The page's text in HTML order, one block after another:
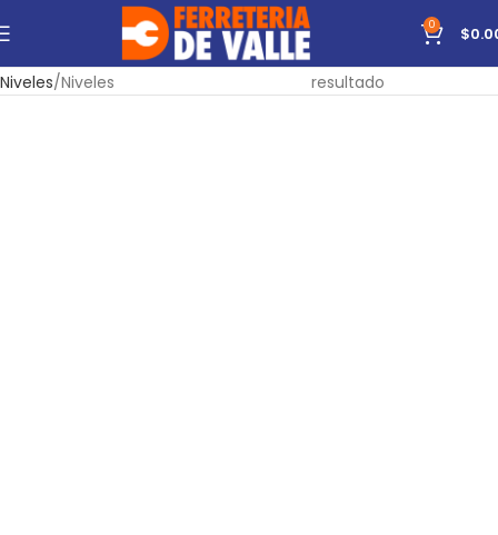
0 $
Herramientas De Medición
Niveles Niveles
resultado